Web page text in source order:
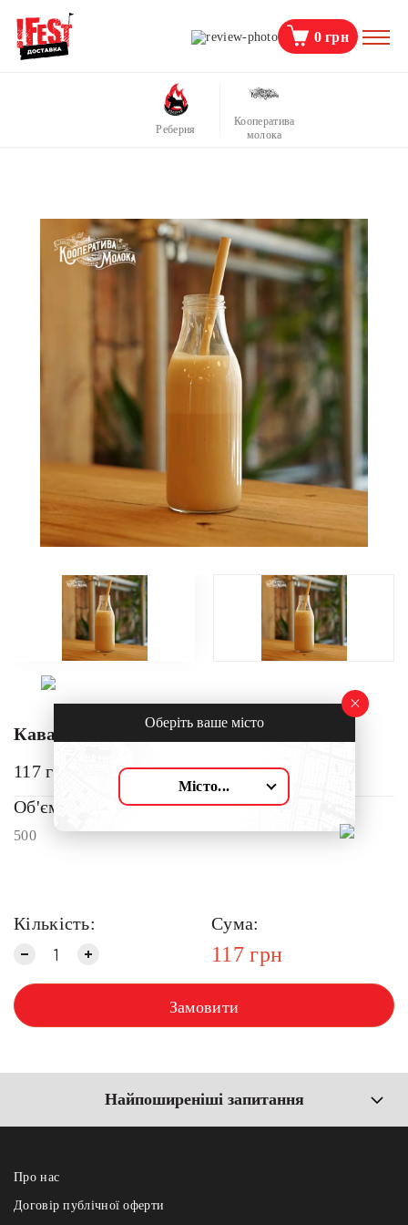
0грн
Реберня
Кооператива
молока
Кава лате
117 грн
Об'єм:
500
Кількість: Сума:
117 грн
Замовити
Найпоширеніші запитання
Про нас
Договір публічної оферти
Оберіть ваше місто
Місто...